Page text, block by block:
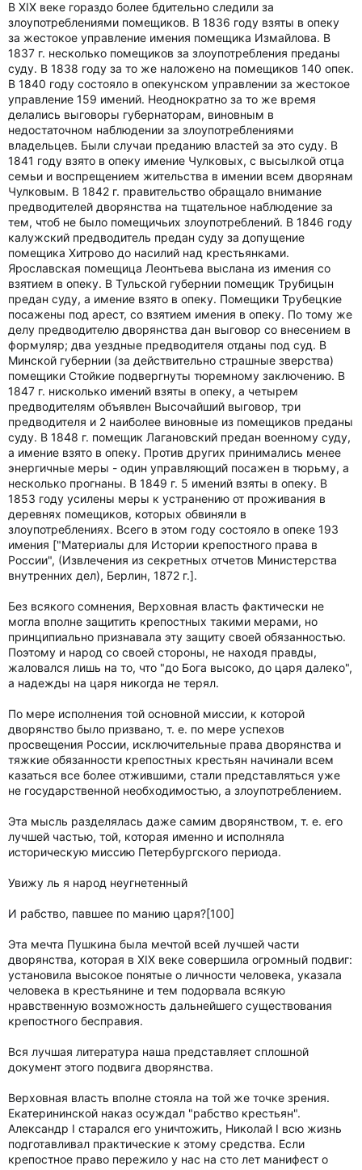
В ХIХ веке гораздо более бдительно следили за
злоупотреблениями помещиков. В 1836 году взяты в опеку
за жестокое управление имения помещика Измайлова. В
1837 г. несколько помещиков за злоупотребления преданы
суду. В 1838 году за то же наложено на помещиков 140 опек.
В 1840 году состояло в опекунском управлении за жестокое
управление 159 имений. Неоднократно за то же время
делались выговоры губернаторам, виновным в
недостаточном наблюдении за злоупотреблениями
владельцев. Были случаи преданию властей за это суду. В
1841 году взято в опеку имение Чулковых, с высылкой отца
семьи и воспрещением жительства в имении всем дворянам
Чулковым. В 1842 г. правительство обращало внимание
предводителей дворянства на тщательное наблюдение за
тем, чтоб не было помещичьих злоупотреблений. В 1846 году
калужский предводитель предан суду за допущение
помещика Хитрово до насилий над крестьянками.
Ярославская помещица Леонтьева выслана из имения со
взятием в опеку. В Тульской губернии помещик Трубицын
предан суду, а имение взято в опеку. Помещики Трубецкие
посажены под арест, со взятием имения в опеку. По тому же
делу предводителю дворянства дан выговор со внесением в
формуляр; два уездные предводителя отданы под суд. В
Минской губернии (за действительно страшные зверства)
помещики Стойкие подвергнуты тюремному заключению. В
1847 г. нисколько имений взяты в опеку, а четырем
предводителям объявлен Высочайший выговор, три
предводителя и 2 наиболее виновные из помещиков преданы
суду. В 1848 г. помещик Лагановский предан военному суду,
а имение взято в опеку. Против других принимались менее
энергичные меры - один управляющий посажен в тюрьму, а
несколько прогнаны. В 1849 г. 5 имений взяты в опеку. В
1853 году усилены меры к устранению от проживания в
деревнях помещиков, которых обвиняли в
злоупотреблениях. Всего в этом году состояло в опеке 193
имения ["Материалы для Истории крепостного права в
России", (Извлечения из секретных отчетов Министерства
внутренних дел), Берлин, 1872 г.].
Без всякого сомнения, Верховная власть фактически не
могла вполне защитить крепостных такими мерами, но
принципиально признавала эту защиту своей обязанностью.
Поэтому и народ со своей стороны, не находя правды,
жаловался лишь на то, что "до Бога высоко, до царя далеко",
а надежды на царя никогда не терял.
По мере исполнения той основной миссии, к которой
дворянство было призвано, т. е. по мере успехов
просвещения России, исключительные права дворянства и
тяжкие обязанности крепостных крестьян начинали всем
казаться все более отжившими, стали представляться уже
не государственной необходимостью, а злоупотреблением.
Эта мысль разделялась даже самим дворянством, т. е. его
лучшей частью, той, которая именно и исполняла
историческую миссию Петербургского периода.
Увижу ль я народ неугнетенный
И рабство, павшее по манию царя?[100]
Эта мечта Пушкина была мечтой всей лучшей части
дворянства, которая в XIX веке совершила огромный подвиг:
установила высокое понятые о личности человека, указала
человека в крестьянине и тем подорвала всякую
нравственную возможность дальнейшего существования
крепостного бесправия.
Вся лучшая литература наша представляет сплошной
документ этого подвига дворянства.
Верховная власть вполне стояла на той же точке зрения.
Екатерининской наказ осуждал "рабство крестьян".
Александр I старался его уничтожить, Николай I всю жизнь
подготавливал практические к этому средства. Если
крепостное право пережило у нас на сто лет манифест о